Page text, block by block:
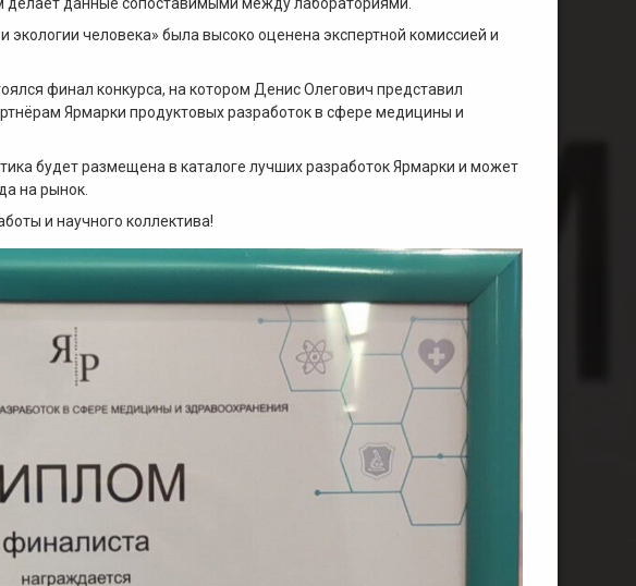
человека» была высоко оценена экспертной комиссией и
финал конкурса, на котором Денис Олегович представил
Ярмарки продуктовых разработок в сфере медицины и
будет размещена в каталоге лучших разработок Ярмарки и может
на рынок.
и научного коллектива!